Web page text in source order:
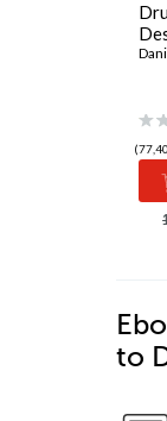
to